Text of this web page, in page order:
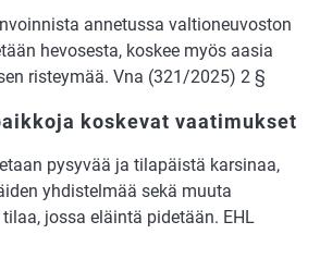
annetussa valtioneuvoston
hevosesta, koskee myös aasia
risteymää. Vna (321/2025) 2 §
koskevat vaatimukset
pysyvää ja tilapäistä karsinaa,
yhdis­telmää sekä muuta
jossa eläintä pidetään. EHL